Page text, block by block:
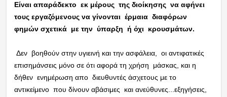
Είναι απαράδεκτο εκ μέρους της διοίκησης να αφήνει
τους εργαζόμενους να γίνονται έρμαια διαφόρων
φημών σχετικά με την ύπαρξη ή όχι κρουσμάτων.
Δεν βοηθούν στην υγιεινή και την ασφάλεια, οι αντιφατικές
επισημάνσεις μόνο σε ότι αφορά τη χρήση μάσκας, και η
δήθεν ενημέρωση απο διευθυντές άσχετους με το
αντικείμενο που δίνουν αβάσιμες και ανεύθυνες...εξηγήσεις,